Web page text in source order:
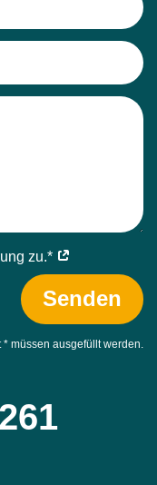
zu.*
Senden
* müssen ausgefüllt werden.